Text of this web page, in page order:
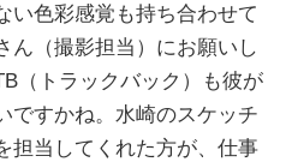
い色彩感覚も持ち合わせて
ん（撮影担当）にお願いし
（トラックバック）も彼が
ですかね。水崎のスケッチ
担当してくれた方が、仕事